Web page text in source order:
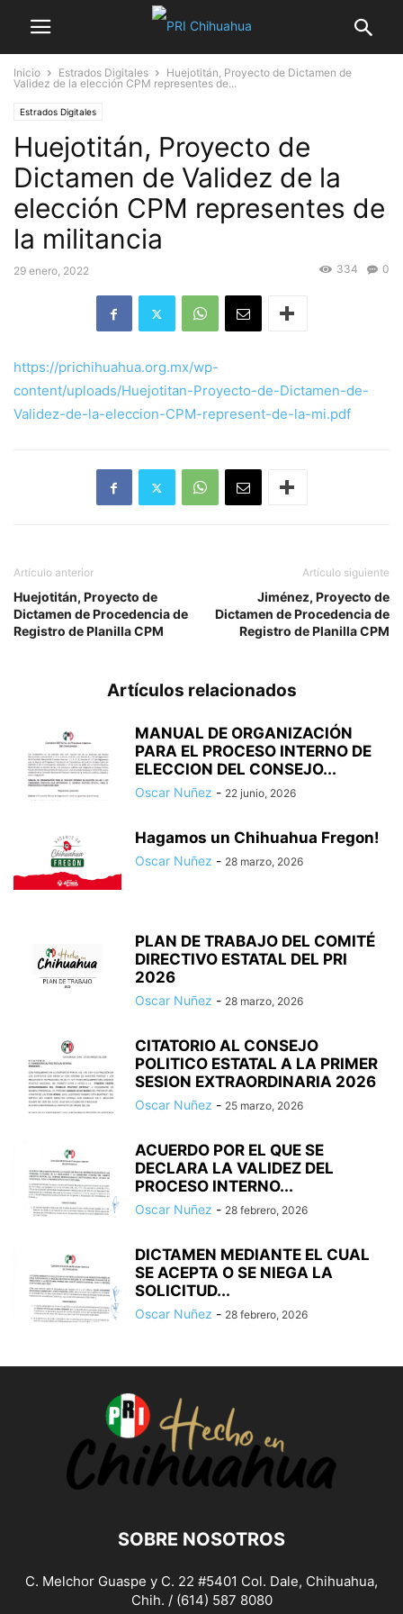
Inicio Estrados Digitales
Huejotitán, Proyecto de Dictamen de
Validez de la elección CPM representes de...
Estrados Digitales
Huejotitán, Proyecto de
Dictamen de Validez de la
elección CPM representes de
la militancia
29 enero, 2022 0
334
https://prichihuahua.org.mx/wp-
content/uploads/Huejotitan-Proyecto-de-Dictamen-de-
Validez-de-la-eleccion-CPM-represent-de-la-mi.pdf
Artículo anterior
Huejotitán, Proyecto de
Dictamen de Procedencia de
Registro de Planilla CPM
Artículo siguiente
Jiménez, Proyecto de
Dictamen de Procedencia de
Registro de Planilla CPM
Artículos relacionados
MANUAL DE ORGANIZACIÓN
PARA EL PROCESO INTERNO DE
ELECCION DEL CONSEJO...
Oscar Nuñez - 22 junio, 2026
Hagamos un Chihuahua Fregon!
Oscar Nuñez - 28 marzo, 2026
PLAN DE TRABAJO DEL COMITÉ
DIRECTIVO ESTATAL DEL PRI
2026
Oscar Nuñez - 28 marzo, 2026
CITATORIO AL CONSEJO
POLITICO ESTATAL A LA PRIMER
SESION EXTRAORDINARIA 2026
Oscar Nuñez - 25 marzo, 2026
ACUERDO POR EL QUE SE
DECLARA LA VALIDEZ DEL
PROCESO INTERNO...
Oscar Nuñez - 28 febrero, 2026
DICTAMEN MEDIANTE EL CUAL
SE ACEPTA O SE NIEGA LA
SOLICITUD...
Oscar Nuñez - 28 febrero, 2026
SOBRE NOSOTROS
C. Melchor Guaspe y C. 22 #5401 Col. Dale, Chihuahua,
Chih. / (614) 587 8080